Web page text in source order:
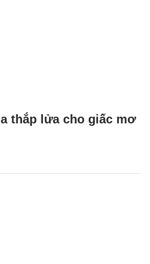
thắp lửa cho giấc mơ